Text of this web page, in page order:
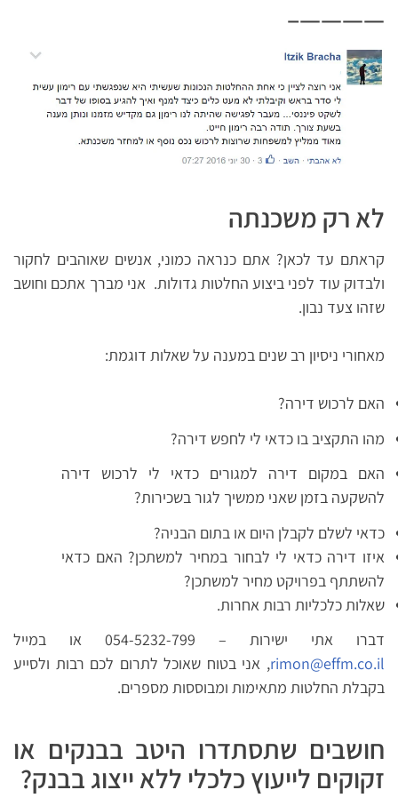
————–
לא רק משכנתה
קראתם עד לכאן? אתם כנראה כמוני, אנשים שאוהבים לחקור
ולבדוק עוד לפני ביצוע החלטות גדולות. אני מברך אתכם וחושב
שזהו צעד נבון.
מאחורי ניסיון רב שנים במענה על שאלות דוגמת:
האם לרכוש דירה?
מהו התקציב בו כדאי לי לחפש דירה?
האם במקום דירה למגורים כדאי לי לרכוש דירה
להשקעה בזמן שאני ממשיך לגור בשכירות?
כדאי לשלם לקבלן היום או בתום הבניה?
איזו דירה כדאי לי לבחור במחיר למשתכן? האם כדאי
להשתתף בפרויקט מחיר למשתכן?
שאלות כלכליות רבות אחרות.
דברו אתי ישירות – 054-5232-799 או במייל
rimon@effm.co.il, אני בטוח שאוכל לתרום לכם רבות ולסייע
בקבלת החלטות מתאימות ומבוססות מספרים.
חושבים שתסתדרו היטב בבנקים או
זקוקים לייעוץ כלכלי ללא ייצוג בבנק?